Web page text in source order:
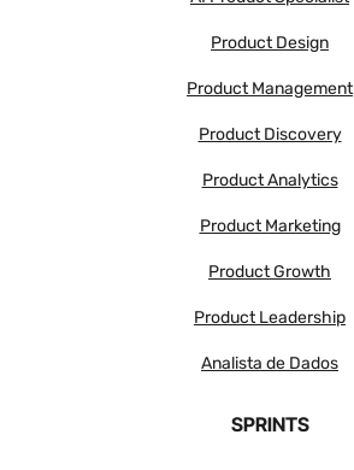
Product Design
Product Management
Product Discovery
Product Analytics
Product Marketing
Product Growth
Product Leadership
Analista de Dados
SPRINTS